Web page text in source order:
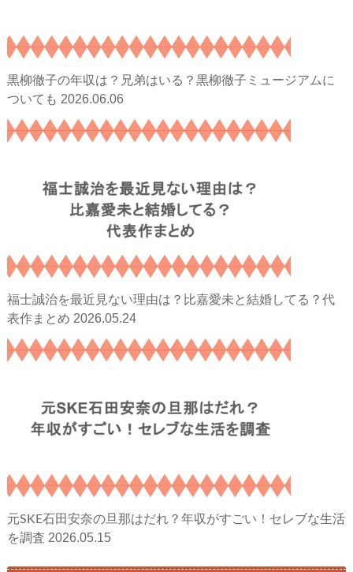
黒柳徹子の年収は？兄弟はいる？黒柳徹子ミュージアムに
ついても 2026.06.06
福士誠治を最近見ない理由は？比嘉愛未と結婚してる？代
表作まとめ 2026.05.24
元SKE石田安奈の旦那はだれ？年収がすごい！セレブな生活
を調査 2026.05.15